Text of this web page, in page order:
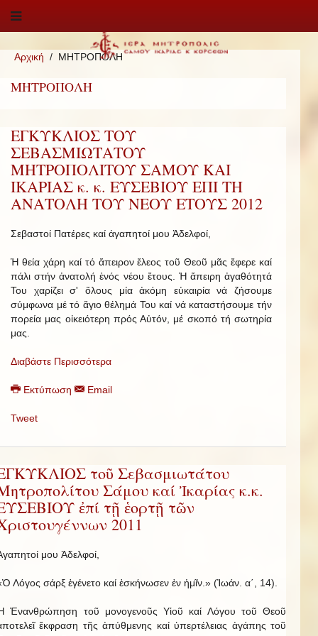
Αρχική ΜΗΤΡΟΠΟΛΗ
ΜΗΤΡΟΠΟΛΗ
ΕΓΚΥΚΛΙΟΣ ΤΟΥ
ΣΕΒΑΣΜΙΩΤΑΤΟΥ
ΜΗΤΡΟΠΟΛΙΤΟΥ ΣΑΜΟΥ ΚΑΙ
ΙΚΑΡΙΑΣ κ. κ. ΕΥΣΕΒΙΟΥ ΕΠΙ ΤΗ
ΑΝΑΤΟΛΗ ΤΟΥ ΝΕΟΥ ΕΤΟΥΣ 2012
Σεβαστοί Πατέρες καί ἀγαπητοί μου Ἀδελφοί,
Ἡ θεία χάρη καί τό ἄπειρον ἔλεος τοῦ Θεοῦ μᾶς ἔφερε καί
πάλι στήν ἀνατολή ἑνός νέου ἔτους. Ἡ ἄπειρη ἀγαθότητά
Του χαρίζει σ' ὅλους μία ἀκόμη εὐκαιρία νά ζήσουμε
σύμφωνα μέ τό ἅγιο θέλημά Του καί νά καταστήσουμε τήν
πορεία μας οἰκειότερη πρός Αὐτόν, μέ σκοπό τή σωτηρία
μας.
Διαβάστε Περισσότερα
Εκτύπωση Email
Tweet
τοῦ Σεβασμιωτάτου
Σάμου καί Ἰκαρίας κ.κ.
ἐπί τῇ ἑορτῇ τῶν
2011
μου Ἀδελφοί,
Λόγος σάρξ ἐγένετο καί ἐσκήνωσεν ἐν ἡμῖν.» (Ἰωάν. α΄, 14).
Ἐνανθρώπηση τοῦ μονογενοῦς Υἱοῦ καί Λόγου τοῦ Θεοῦ
ἔκφραση τῆς ἀπύθμενης καί ὑπερτέλειας ἀγάπης τοῦ